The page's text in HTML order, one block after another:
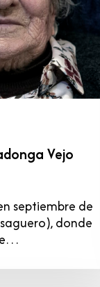
Vejo
septiembre de
donde